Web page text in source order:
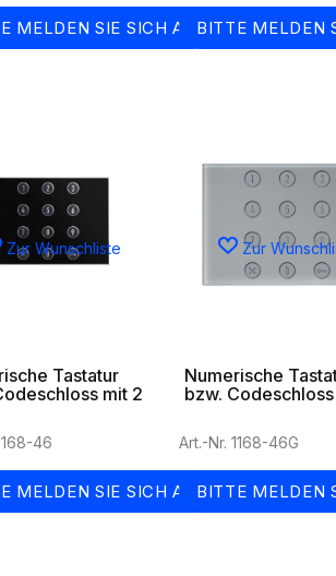
MELDEN SIE SICH AN BITTE MELDEN
Zur Wunschliste
Tastatur
mit 2
46
MELDEN SIE SICH AN
Zur
Numerische
bzw.
Art.-Nr. 1168-46G
BITTE MELDEN